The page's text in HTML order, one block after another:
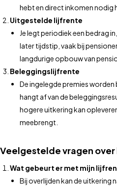
hebt en direct inkomen nodig
Uitgestelde lijfrente
Je legt periodiek een bedrag
later tijdstip, vaak bij
langdurige opbouw van
Beleggingslijfrente
De ingelegde premies
hangt af van de
hogere uitkering kan
meebrengt.
Veelgestelde vragen
Wat gebeurt er met mijn
Bij overlijden kan de uitkering